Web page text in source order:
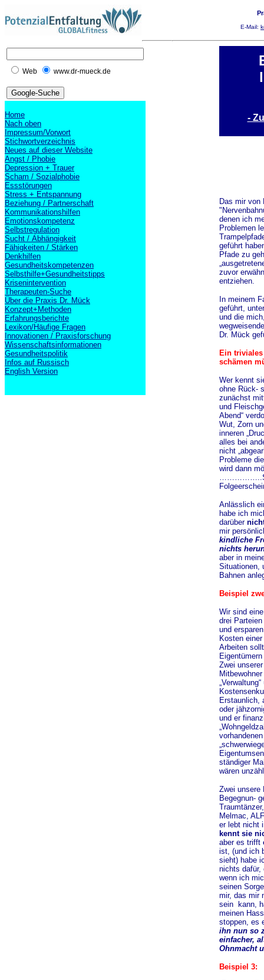
E-Mail:
Web www.dr-mueck.de
Home
Nach oben
Impressum/Vorwort
Stichwortverzeichnis
Neues auf dieser Website
Angst / Phobie
Depression + Trauer
Scham / Sozialphobie
Essstörungen
Stress + Entspannung
Beziehung / Partnerschaft
Kommunikationshilfen
Emotionskompetenz
Selbstregulation
Sucht / Abhängigkeit
Fähigkeiten / Stärken
Denkhilfen
Gesundheitskompetenzen
Selbsthilfe+Gesundheitstipps
Krisenintervention
Therapeuten-Suche
Über die Praxis Dr. Mück
Konzept+Methoden
Erfahrungsberichte
Lexikon/Häufige Fragen
Innovationen / Praxisforschung
Wissenschaftsinformationen
Gesundheitspolitik
Infos auf Russisch
English Version
-
Das mir von
denen ich
Problemen
geführt
Pfade zu
zuvor
entziehen.
In meinem
geführt,
und die
Dr. Mück
Ein
schämen
Wer kennt
ohne Rück-
zunächst
und
Abend“
Wut, Zorn
inneren
alles bei
nicht
Probleme
wird dann
Anlässlich
habe ich
darüber
mir
kindliche
nichts
aber in
Situationen,
Bahnen
Beispiel
Wir sind
drei
und
Kosten
Arbeiten
Zwei
Erstaunlich,
oder
und er
ständiger
wären
Zwei unsere
Begegnun-
Melmac,
er lebt nicht
kennt sie
aber es trifft
ist, (und ich
sieht) habe
nichts dafür,
wenn ich
seinen
mir, das mir
sein kann,
meinen
stoppen, es
ihn nun so
einfacher,
Ohnmacht
Beispiel 3: